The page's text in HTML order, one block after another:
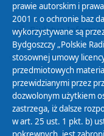
Biuletyn
prawie autorskim i
2001 r. o ochronie baz
wykorzystywane są
Bydgoszczy „Polskie
stosownej umowy
przedmiotowych
przewidzianymi przez
dozwolonym użytkiem
zastrzega, iż dalsze
w art. 25 ust. 1 pkt. b)